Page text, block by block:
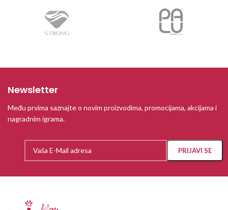
Newsletter
Među prvima saznajte o novim proizvodima, promocijama, akcijama i
nagradnim igrama.